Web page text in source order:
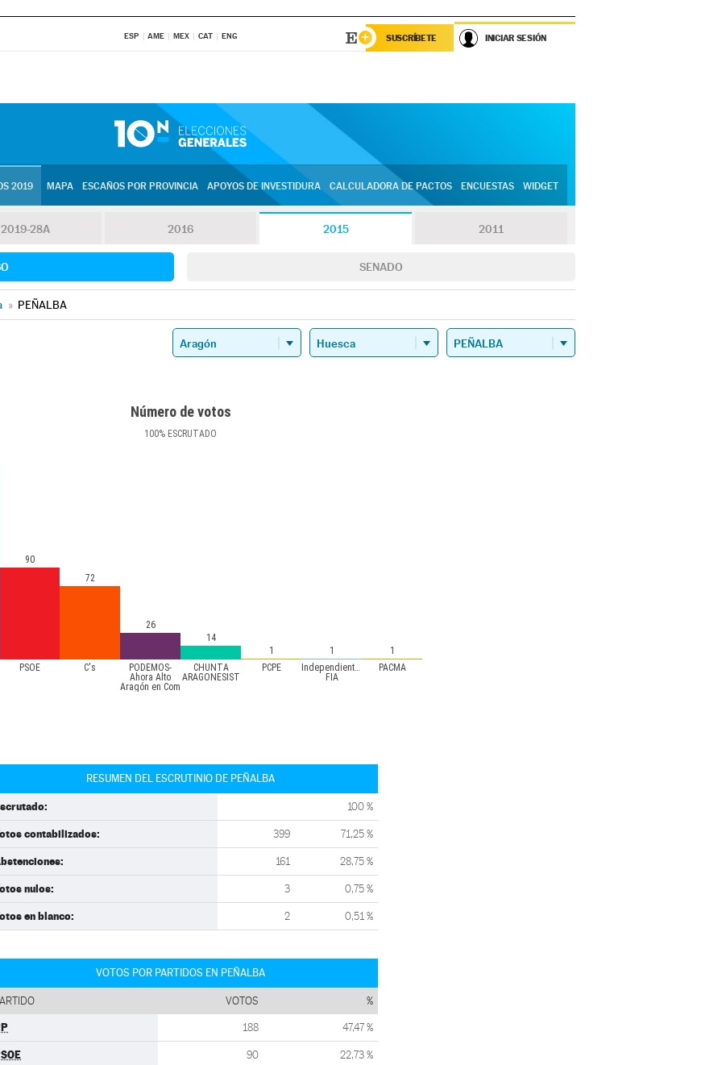
ESP AME MEX CAT ENG SUSCRÍBETE INICIAR SESIÓN
2019 MAPA ESCAÑOS POR PROVINCIA APOYOS DE INVESTIDURA CALCULADORA DE PACTOS ENCUESTAS WIDGET
2019-28A 2016 2015 2011
SENADO
» PEÑALBA
Número de votos
100% ESCRUTADO
PSOE C's
PODEMOS-
Ahora Alto
Aragón en Com
CHUNTA
ARAGONESIST
PCPE
Independientes-
FIA
PACMA
90
72
26
14
1
1 1
RESUMEN DEL ESCRUTINIO DE PEÑALBA
100 %
contabilizados: 399 71,25 %
161 28,75 %
nulos: 3 0,75 %
en blanco: 2 0,51 %
VOTOS POR PARTIDOS EN PEÑALBA
VOTOS %
188 47,47 %
90 22,73 %